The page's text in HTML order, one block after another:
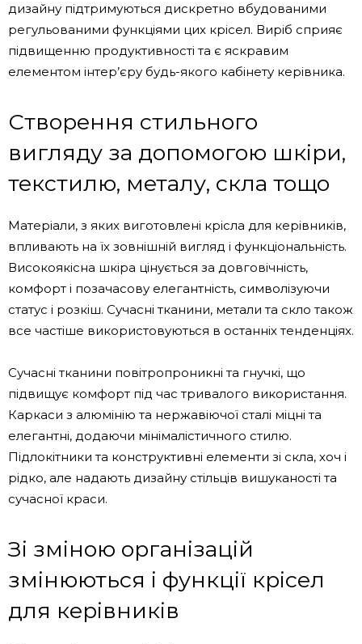
дизайну підтримуються дискретно вбудованими
регульованими функціями цих крісел. Виріб сприяє
підвищенню продуктивності та є яскравим
елементом інтер’єру будь-якого кабінету керівника.
Створення стильного
вигляду за допомогою шкіри,
текстилю, металу, скла тощо
Матеріали, з яких виготовлені крісла для керівників,
впливають на їх зовнішній вигляд і функціональність.
Високоякісна шкіра цінується за довговічність,
комфорт і позачасову елегантність, символізуючи
статус і розкіш. Сучасні тканини, метали та скло також
все частіше використовуються в останніх тенденціях.
Сучасні тканини повітропроникні та гнучкі, що
підвищує комфорт під час тривалого використання.
Каркаси з алюмінію та нержавіючої сталі міцні та
елегантні, додаючи мінімалістичного стилю.
Підлокітники та конструктивні елементи зі скла, хоч і
рідко, але надають дизайну стільців вишуканості та
сучасної краси.
Зі зміною організацій
змінюються і функції крісел
для керівників